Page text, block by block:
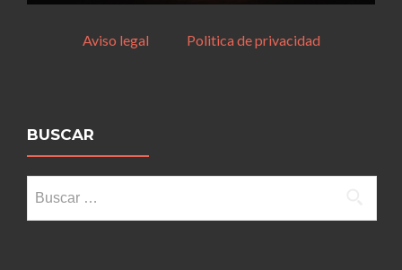
Aviso legal Politica de privacidad
BUSCAR